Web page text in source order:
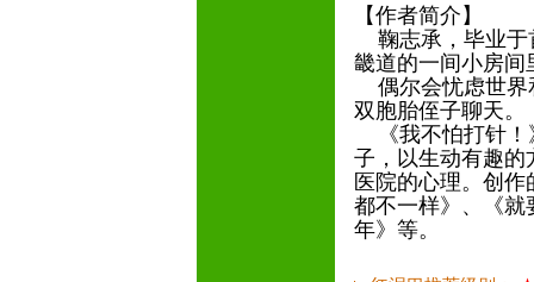
【作者简介】
鞠志承，毕业于
畿道的一间小房
偶尔会忧虑世界
双胞胎侄子聊天。
《我不怕打针！
子，以生动有趣的
医院的心理。创
都不一样》、《就
年》等。